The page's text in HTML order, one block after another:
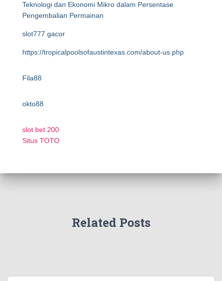
Teknologi dan Ekonomi Mikro dalam Persentase
Pengembalian Permainan
slot777 gacor
https://tropicalpoolsofaustintexas.com/about-us.php
Fila88
okto88
slot bet 200
Situs TOTO
Related Posts